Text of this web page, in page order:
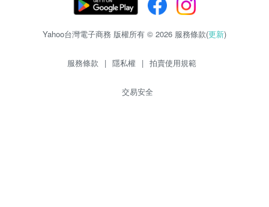
Yahoo台灣電子商務 版權所有 © 2026 服務條款(更新)
服務條款 | 隱私權 | 拍賣使用規範
交易安全